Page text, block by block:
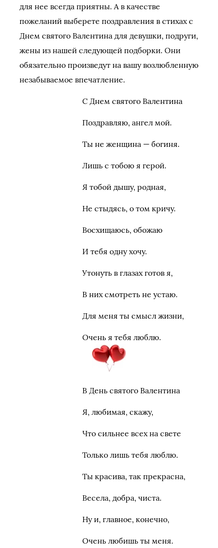
для нее всегда приятны. А в качестве
пожеланий выберете поздравления в стихах с
Днем святого Валентина для девушки, подруги,
жены из нашей следующей подборки. Они
обязательно произведут на вашу возлюбленную
незабываемое впечатление.
С Днем святого Валентина
Поздравляю, ангел мой.
Ты не женщина — богиня.
Лишь с тобою я герой.
Я тобой дышу, родная,
Не стыдясь, о том кричу.
Восхищаюсь, обожаю
И тебя одну хочу.
Утонуть в глазах готов я,
В них смотреть не устаю.
Для меня ты смысл жизни,
Очень я тебя люблю.
В День святого Валентина
Я, любимая, скажу,
Что сильнее всех на свете
Только лишь тебя люблю.
Ты красива, так прекрасна,
Весела, добра, чиста.
Ну и, главное, конечно,
Очень любишь ты меня.